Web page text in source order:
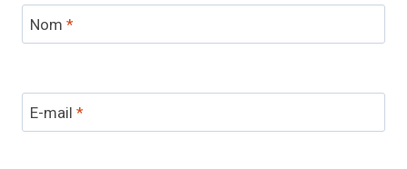
Nom *
E-mail *